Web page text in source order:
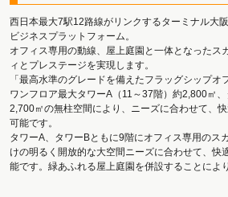
西日本最大7駅12路線がリンクするターミナル大
ビジネスプラットフォーム。
オフィス専用の動線、屋上庭園と一体となったス
ィとプレステージを実現します。
「最高水準のグレードを備えたフラッグシップオ
ワンフロア最大タワーA（11～37階）約2,800㎡
2,700㎡の無柱空間により、ニーズに合わせて、
可能です。
タワーA、タワーBともに9階にオフィス専用のス
けの明るく開放的な大空間ニーズに合わせて、快
能です。緑あふれる屋上庭園を併設することによ